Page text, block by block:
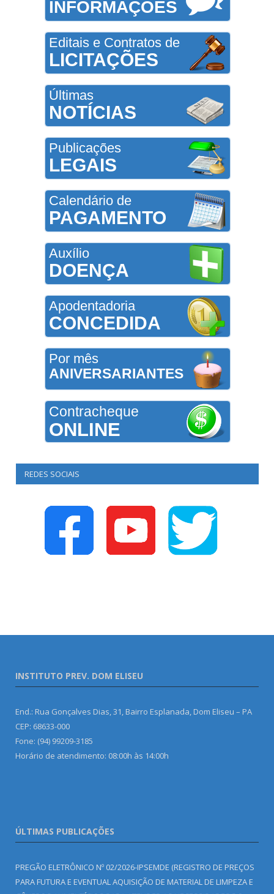
INFORMAÇÕES
Editais e Contratos de
LICITAÇÕES
Últimas
NOTÍCIAS
Publicações
LEGAIS
Calendário de
PAGAMENTO
Auxílio
DOENÇA
Apodentadoria
CONCEDIDA
Por mês
ANIVERSARIANTES
Contracheque
ONLINE
REDES SOCIAIS
INSTITUTO PREV. DOM ELISEU
End.: Rua Gonçalves Dias, 31, Bairro Esplanada, Dom Eliseu – PA
CEP: 68633-000
Fone: (94) 99209-3185
Horário de atendimento: 08:00h às 14:00h
ÚLTIMAS PUBLICAÇÕES
PREGÃO ELETRÔNICO Nº 02/2026-IPSEMDE (REGISTRO DE PREÇOS
PARA FUTURA E EVENTUAL AQUISIÇÃO DE MATERIAL DE LIMPEZA E